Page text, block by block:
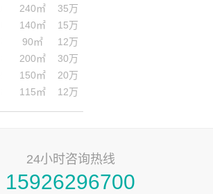
140㎡
15万
90㎡
12万
200㎡
30万
150㎡
20万
115㎡ 12万
24小时咨询热线
15926296700